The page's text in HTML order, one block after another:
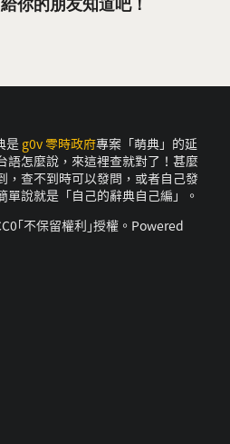
是 g0v 零時政府專案「萌典」的延
語怎麼說，來這裡查就對了！甚麼
，查不到時可以發問，或者自己發
單說就是「自己的辭典自己編」。
｢不保留權利｣授權。Powered